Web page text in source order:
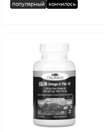
популярный кончилось